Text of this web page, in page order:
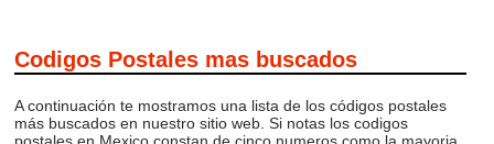
Codigos Postales mas buscados
A continuación te mostramos una lista de los códigos postales
más buscados en nuestro sitio web. Si notas los codigos
postales en Mexico constan de cinco numeros como la mayoria